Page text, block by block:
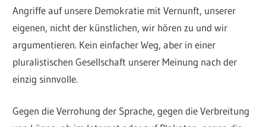
Angriffe auf unsere Demokratie mit Vernunft, unserer
eigenen, nicht der künstlichen, wir hören zu und wir
argumentieren. Kein einfacher Weg, aber in einer
pluralistischen Gesellschaft unserer Meinung nach der
einzig sinnvolle.
Gegen die Verrohung der Sprache, gegen die Verbreitung